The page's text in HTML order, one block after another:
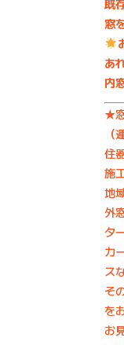
既
窓
あ
内
★
住
施
地
外
タ
カ
ス
そ
を
お